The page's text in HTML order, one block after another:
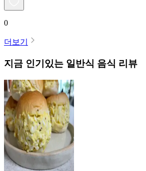
0
더보기
지금 인기있는 일반식 음식 리뷰